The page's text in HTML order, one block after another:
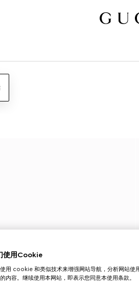
使用Cookie
用 cookie 和类似技术来增强网站导航，分析网站使
内容。继续使用本网站，即表示您同意本使用条款。